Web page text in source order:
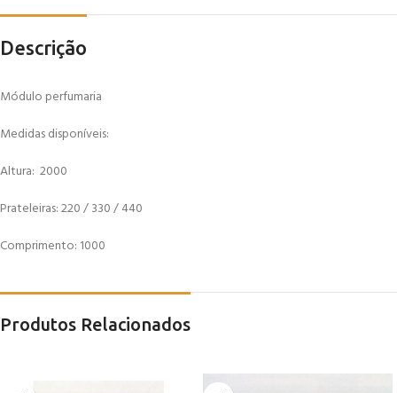
Descrição
Módulo perfumaria
Medidas disponíveis:
Altura: 2000
Prateleiras: 220 / 330 / 440
Comprimento: 1000
Produtos Relacionados